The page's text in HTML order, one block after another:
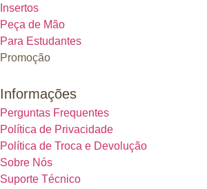
Insertos
Peça de Mão
Para Estudantes
Promoção
Informações
Perguntas Frequentes
Política de Privacidade
Política de Troca e Devolução
Sobre Nós
Suporte Técnico